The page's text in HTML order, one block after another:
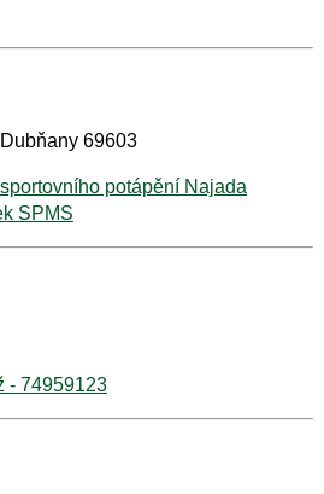
69603
potápění Najada
SPMS
- 74959123